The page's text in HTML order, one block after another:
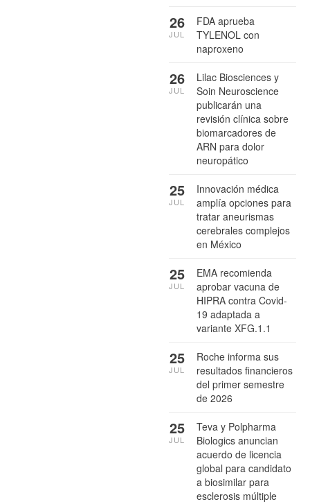
FDA aprueba
TYLENOL con
naproxeno
26
JUL
Lilac Biosciences y
Soin Neuroscience
publicarán una
revisión clínica sobre
biomarcadores de
ARN para dolor
neuropático
26
JUL
Innovación médica
amplía opciones para
tratar aneurismas
cerebrales complejos
en México
25
JUL
EMA recomienda
aprobar vacuna de
HIPRA contra Covid-
19 adaptada a
variante XFG.1.1
25
JUL
Roche informa sus
resultados financieros
del primer semestre
de 2026
25
JUL
Teva y Polpharma
Biologics anuncian
acuerdo de licencia
global para candidato
a biosimilar para
esclerosis múltiple
25
JUL